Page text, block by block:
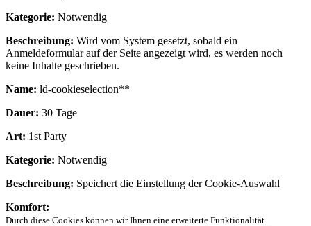
Kategorie: Notwendig
Beschreibung: Wird vom System gesetzt, sobald ein
Anmeldeformular auf der Seite angezeigt wird, es werden noch
keine Inhalte geschrieben.
Name: ld-cookieselection**
Dauer: 30 Tage
Art: 1st Party
Kategorie: Notwendig
Beschreibung: Speichert die Einstellung der Cookie-Auswahl
Komfort:
Durch diese Cookies können wir Ihnen eine erweiterte Funktionalität